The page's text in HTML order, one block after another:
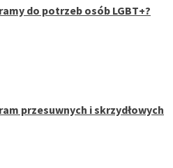
do potrzeb osób LGBT+?
przesuwnych i skrzydłowych